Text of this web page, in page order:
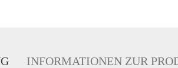
INFORMATIONEN ZUR